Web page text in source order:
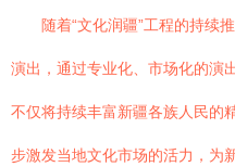
随着“文化润疆”工程的持续
演出，通过专业化、市场化的演
不仅将持续丰富新疆各族人民的
步激发当地文化市场的活力，为